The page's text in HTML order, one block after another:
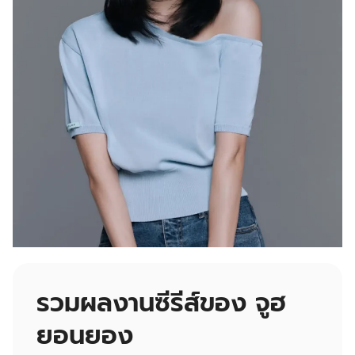
รวมผลงานซีรีส์ของ จูฮ
ยอนยอง